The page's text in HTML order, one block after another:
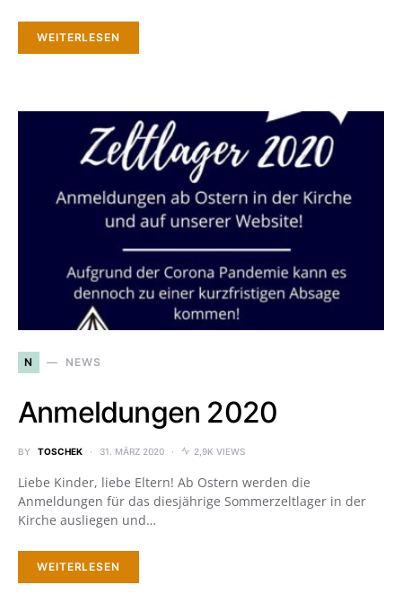
WEITERLESEN
N NEWS
Anmeldungen 2020
BY TOSCHEK 31. MÄRZ 2020 2,9K VIEWS
Liebe Kinder, liebe Eltern! Ab Ostern werden die
Anmeldungen für das diesjährige Sommerzeltlager in der
Kirche ausliegen und…
WEITERLESEN